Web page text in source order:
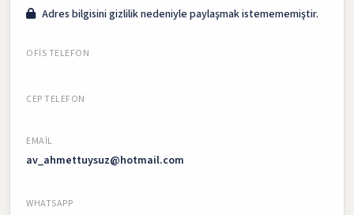
Adres bilgisini gizlilik nedeniyle paylaşmak istemememiştir.
OFIS TELEFON
CEP TELEFON
EMAIL
av_ahmettuysuz@hotmail.com
WHATSAPP